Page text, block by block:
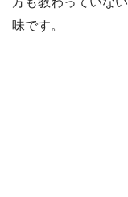
味です。